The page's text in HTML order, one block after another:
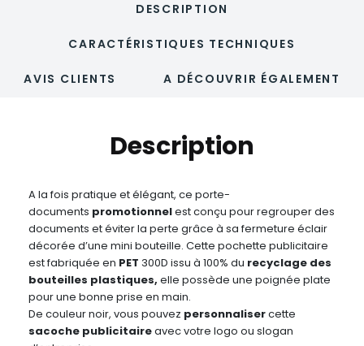
DESCRIPTION
CARACTÉRISTIQUES TECHNIQUES
AVIS CLIENTS A DÉCOUVRIR ÉGALEMENT
Description
A la fois pratique et élégant, ce porte-
documents promotionnelest conçu pour regrouper des
documents et éviter la perte grâce à sa fermeture éclair
décorée d’une mini bouteille. Cette pochette publicitaire
est fabriquée en PET 300D issu à 100% du recyclage des
bouteilles plastiques, elle possède une poignée plate
pour une bonne prise en main.
De couleur noir, vous pouvez personnalisercette
sacoche publicitaireavec votre logo ou slogan